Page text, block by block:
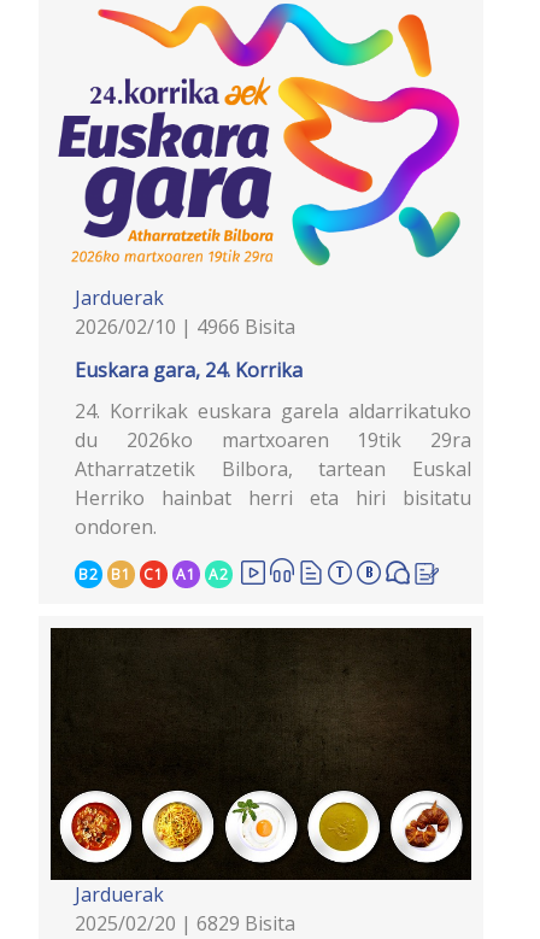
Jarduerak
2026/02/10 | 4966 Bisita
Euskara gara, 24. Korrika
24. Korrikak euskara garela aldarrikatuko
du 2026ko martxoaren 19tik 29ra
Atharratzetik Bilbora, tartean Euskal
Herriko hainbat herri eta hiri bisitatu
ondoren.
B2 B1 C1 A1 A2
Jarduerak
2025/02/20 | 6829 Bisita